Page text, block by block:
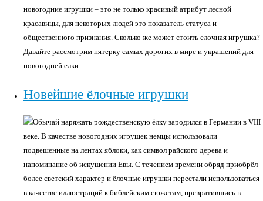
новогодние игрушки – это не только красивый атрибут лесной
красавицы, для некоторых людей это показатель статуса и
общественного признания. Сколько же может стоить елочная игрушка?
Давайте рассмотрим пятерку самых дорогих в мире и украшений для
новогодней елки.
Новейшие ёлочные игрушки
Обычай наряжать рождественскую ёлку зародился в Германии в VIII
веке. В качестве новогодних игрушек немцы использовали
подвешенные на лентах яблоки, как символ райского дерева и
напоминание об искушении Евы. С течением времени обряд приобрёл
более светский характер и ёлочные игрушки перестали использоваться
в качестве иллюстраций к библейским сюжетам, превратившись в